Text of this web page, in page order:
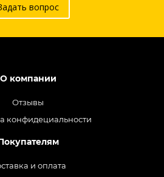
вопрос
О компании
Отзывы
конфидециальности
и оплата